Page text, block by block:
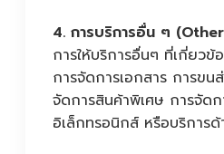
4. การบริการอื่น ๆ
การให้บริการอื่นๆ ที่เกี่ยวข้
การจัดการเอกสาร การข
จัดการสินค้าพิเศษ การจัดก
อิเล็กทรอนิกส์ หรือบริการ